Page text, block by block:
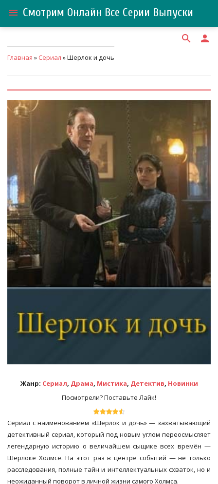
menu Смотрим Онлайн Все Серии Выпуски
search person
Главная » Сериал » Шерлок и дочь
Жанр: Сериал, Драма, Мистика, Детектив, Новинки
Посмотрели? Поставьте Лайк!
Сериал с наименованием «Шерлок и дочь» — захватывающий
детективный сериал, который под новым углом переосмысляет
легендарную историю о величайшем сыщике всех времён —
Шерлоке Холмсе. На этот раз в центре событий — не только
расследования, полные тайн и интеллектуальных схваток, но и
неожиданный поворот в личной жизни самого Холмса.